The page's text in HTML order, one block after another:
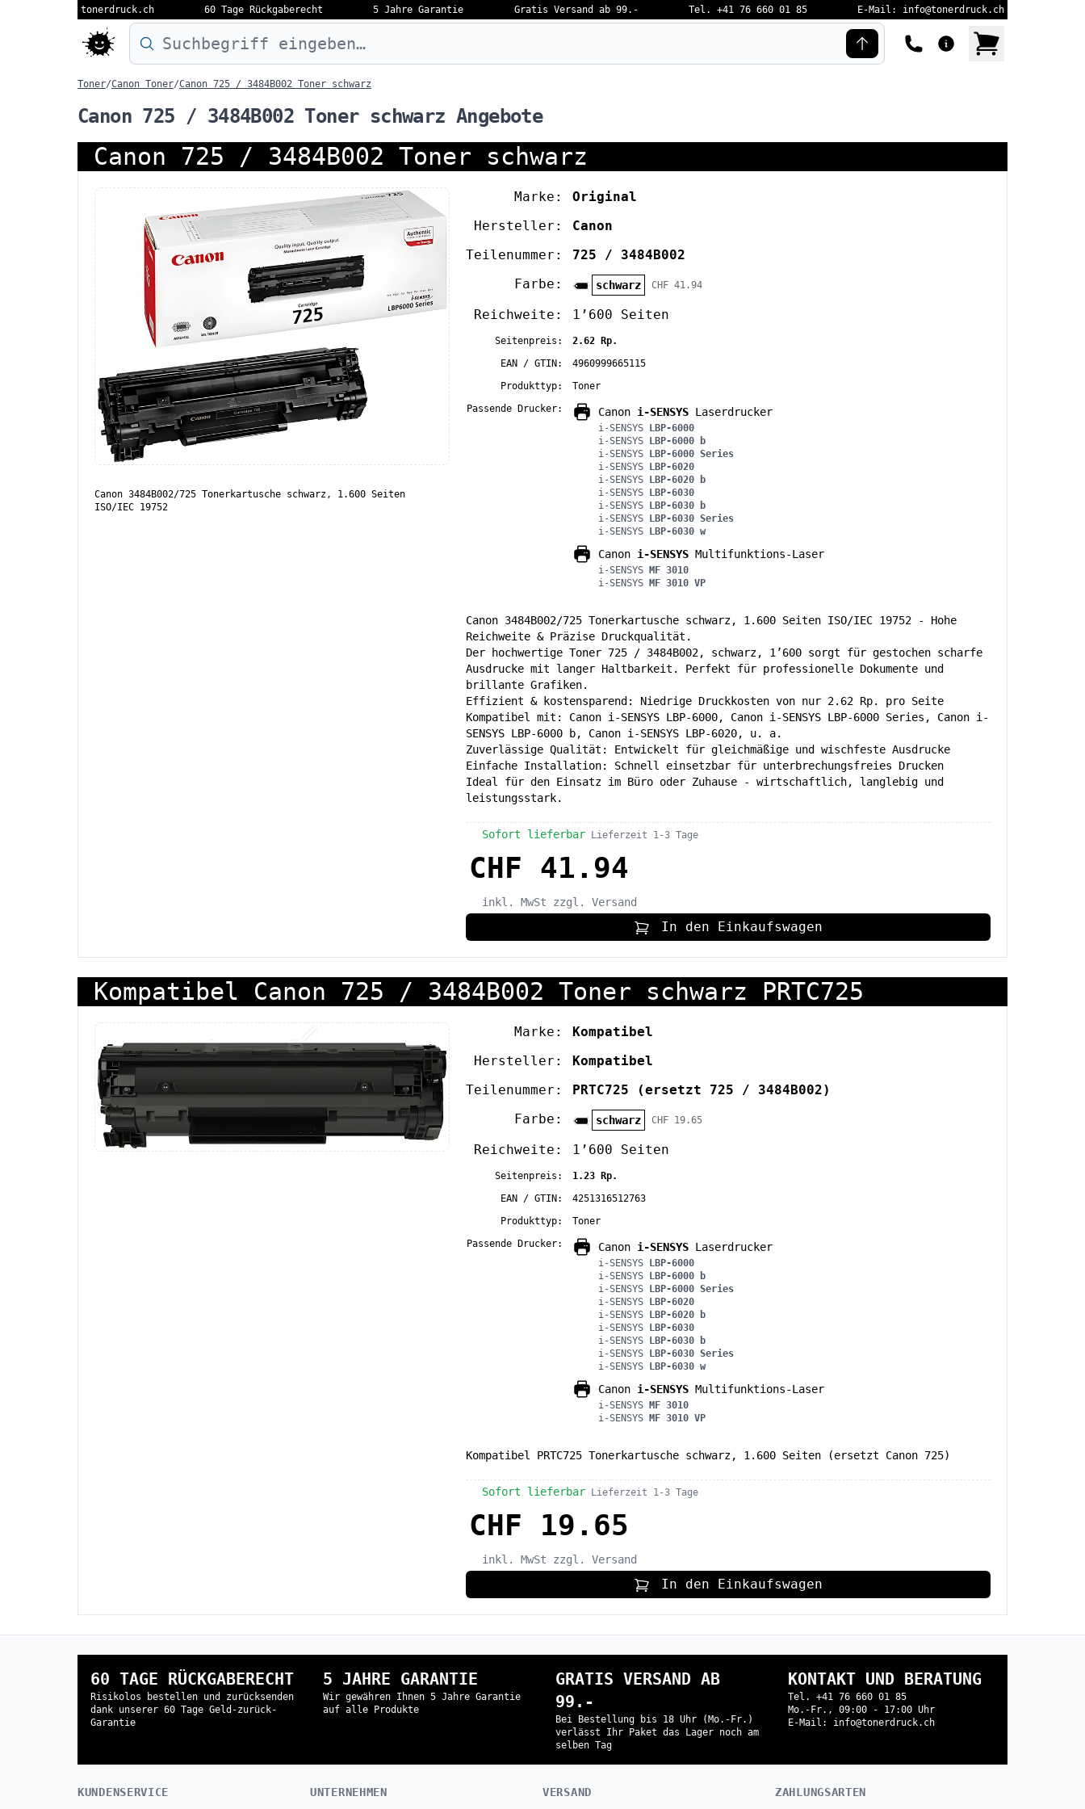
tonerdruck.ch 60 Tage Rückgaberecht 5 Jahre Garantie Gratis Versand ab 99.- Tel. +41 76 660 01 85 E-Mail: info@tonerdruck.ch
Druckermodell oder Produktnamen eingeben…
Toner/Canon Toner/Canon 725 / 3484B002 Toner schwarz
Canon 725 / 3484B002 Toner schwarz Angebote
Canon 725 / 3484B002 Toner schwarz
Canon 3484B002/725 Tonerkartusche schwarz, 1.600 Seiten
ISO/IEC 19752
Marke:
Original
Hersteller:
Canon
Teilenummer:
725 / 3484B002
Farbe:
schwarz CHF 41.94
Reichweite: 1’600 Seiten
Seitenpreis:
2.62 Rp.
EAN / GTIN:
4960999665115
Produkttyp:
Toner
Passende Drucker:
Canon i-SENSYS Laserdrucker
i-SENSYS LBP-6000
i-SENSYS LBP-6000 b
i-SENSYS LBP-6000 Series
i-SENSYS LBP-6020
i-SENSYS LBP-6020 b
i-SENSYS LBP-6030
i-SENSYS LBP-6030 b
i-SENSYS LBP-6030 Series
i-SENSYS LBP-6030 w
Canon i-SENSYS Multifunktions-Laser
i-SENSYS MF 3010
i-SENSYS MF 3010 VP
Canon 3484B002/725 Tonerkartusche schwarz, 1.600 Seiten ISO/IEC 19752 - Hohe
Reichweite & Präzise Druckqualität.
Der hochwertige Toner 725 / 3484B002, schwarz, 1’600 sorgt für gestochen scharfe
Ausdrucke mit langer Haltbarkeit. Perfekt für professionelle Dokumente und
brillante Grafiken.
Effizient & kostensparend: Niedrige Druckkosten von nur 2.62 Rp. pro Seite
Kompatibel mit: Canon i-SENSYS LBP-6000, Canon i-SENSYS LBP-6000 Series, Canon i-
SENSYS LBP-6000 b, Canon i-SENSYS LBP-6020, u. a.
Zuverlässige Qualität: Entwickelt für gleichmäßige und wischfeste Ausdrucke
Einfache Installation: Schnell einsetzbar für unterbrechungsfreies Drucken
Ideal für den Einsatz im Büro oder Zuhause - wirtschaftlich, langlebig und
leistungsstark.
Sofort lieferbar Lieferzeit 1-3 Tage
CHF 41.94
inkl. MwSt zzgl. Versand
In den Einkaufswagen
Kompatibel Canon 725 / 3484B002 Toner schwarz PRTC725
Marke:
Kompatibel
Hersteller:
Kompatibel
Teilenummer:
PRTC725
(ersetzt 725 / 3484B002)
Farbe:
schwarz CHF 19.65
Reichweite: 1’600 Seiten
Seitenpreis:
1.23 Rp.
EAN / GTIN:
4251316512763
Produkttyp:
Toner
Passende Drucker:
Canon i-SENSYS Laserdrucker
i-SENSYS LBP-6000
i-SENSYS LBP-6000 b
i-SENSYS LBP-6000 Series
i-SENSYS LBP-6020
i-SENSYS LBP-6020 b
i-SENSYS LBP-6030
i-SENSYS LBP-6030 b
i-SENSYS LBP-6030 Series
i-SENSYS LBP-6030 w
Canon i-SENSYS Multifunktions-Laser
i-SENSYS MF 3010
i-SENSYS MF 3010 VP
Kompatibel PRTC725 Tonerkartusche schwarz, 1.600 Seiten (ersetzt Canon 725)
Sofort lieferbar Lieferzeit 1-3 Tage
CHF 19.65
inkl. MwSt zzgl. Versand
In den Einkaufswagen
60 TAGE RÜCKGABERECHT
Risikolos bestellen und zurücksenden
dank unserer 60 Tage Geld-zurück-
Garantie
5 JAHRE GARANTIE
Wir gewähren Ihnen 5 Jahre Garantie
auf alle Produkte
GRATIS VERSAND AB
99.-
Bei Bestellung bis 18 Uhr (Mo.-Fr.)
verlässt Ihr Paket das Lager noch am
selben Tag
KONTAKT UND BERATUNG
Tel. +41 76 660 01 85
Mo.-Fr., 09:00 - 17:00 Uhr
E-Mail: info@tonerdruck.ch
KUNDENSERVICE UNTERNEHMEN VERSAND ZAHLUNGSARTEN